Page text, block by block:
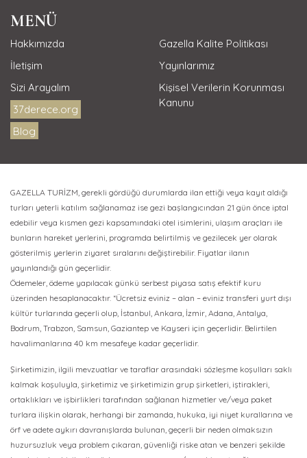
MENÜ
Hakkımızda
İletişim
Sizi Arayalım
37derece.org
Blog
Gazella Kalite Politikası
Yayınlarımız
Kişisel Verilerin Korunması
Kanunu
GAZELLA TURİZM, gerekli gördüğü durumlarda ilan ettiği veya kayıt aldığı
turları yeterli katılım sağlanamaz ise gezi başlangıcından 21 gün önce iptal
edebilir veya kısmen gezi kapsamındaki otel isimlerini, ulaşım araçları ile
bunların hareket yerlerini, programda belirtilmiş ve gezilecek yer olarak
gösterilmiş yerlerin ziyaret sıralarını değiştirebilir. Fiyatlar ilanın
yayınlandığı gün geçerlidir.
Ödemeler, ödeme yapılacak günkü serbest piyasa satış efektif kuru
üzerinden hesaplanacaktır. *Ücretsiz eviniz – alan – eviniz transferi yurt dışı
kültür turlarında geçerli olup, İstanbul, Ankara, İzmir, Adana, Antalya,
Bodrum, Trabzon, Samsun, Gaziantep ve Kayseri için geçerlidir. Belirtilen
havalimanlarına 40 km mesafeye kadar geçerlidir.
Şirketimizin, ilgili mevzuatlar ve taraflar arasındaki sözleşme koşulları saklı
kalmak koşuluyla, şirketimiz ve şirketimizin grup şirketleri, iştirakleri,
ortaklıkları ve işbirlikleri tarafından sağlanan hizmetler ve/veya paket
turlara ilişkin olarak, herhangi bir zamanda, hukuka, iyi niyet kurallarına ve
örf ve adete aykırı davranışlarda bulunan, geçerli bir neden olmaksızın
huzursuzluk veya problem çıkaran, güvenliği riske atan ve benzeri şekilde